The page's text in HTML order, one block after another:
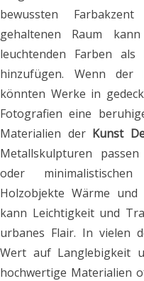
bewussten
gehaltenen Raum
leuchtenden Farben
hinzufügen. Wenn
könnten Werke in
Fotografien eine
Materialien der Kunst
Metallskulpturen
oder minimalistischen
Holzobjekte Wärme
kann Leichtigkeit und
urbanes Flair. In vielen
Wert auf Langlebigkeit
hochwertige Materialien